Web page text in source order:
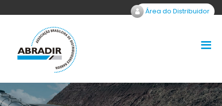
Área do Distribuidor